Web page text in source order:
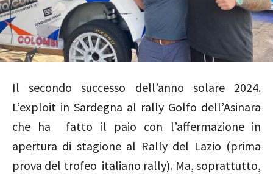
Il secondo successo dell’anno solare 2024.
L’exploit in Sardegna al rally Golfo dell’Asinara
che ha fatto il paio con l’affermazione in
apertura di stagione al Rally del Lazio (prima
prova del trofeo italiano rally). Ma, soprattutto,